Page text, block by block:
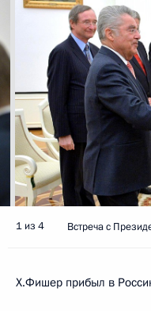
1 из 4 Встреча с
Х.Фишер прибыл в